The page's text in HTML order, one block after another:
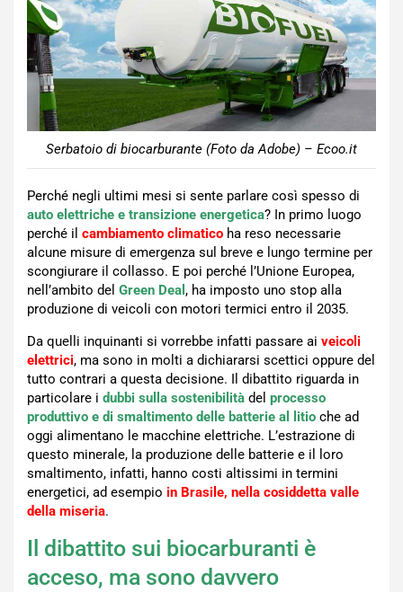
Serbatoio di biocarburante (Foto da Adobe) – Ecoo.it
Perché negli ultimi mesi si sente parlare così spesso di
auto elettriche e transizione energetica? In primo luogo
perché il cambiamento climatico ha reso necessarie
alcune misure di emergenza sul breve e lungo termine per
scongiurare il collasso. E poi perché l’Unione Europea,
nell’ambito del Green Deal , ha imposto uno stop alla
produzione di veicoli con motori termici entro il 2035.
Da quelli inquinanti si vorrebbe infatti passare ai veicoli
elettrici, ma sono in molti a dichiararsi scettici oppure del
tutto contrari a questa decisione. Il dibattito riguarda in
particolare i dubbi sulla sostenibilità del processo
produttivo e di smaltimento delle batterie al litio che ad
oggi alimentano le macchine elettriche. L’estrazione di
questo minerale, la produzione delle batterie e il loro
smaltimento, infatti, hanno costi altissimi in termini
energetici, ad esempio in Brasile, nella cosiddetta valle
della miseria.
Il dibattito sui biocarburanti è
acceso, ma sono davvero